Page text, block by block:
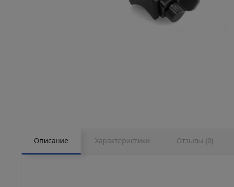
Описание Характеристики Отзывы (0)